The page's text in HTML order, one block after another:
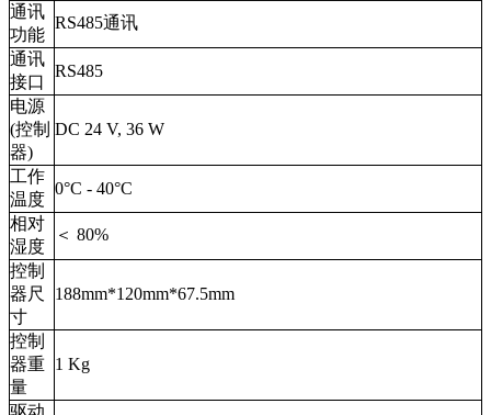
通讯
功能
RS485通讯
通讯
接口
RS485
电源
(控制
器)
DC 24 V, 36 W
工作
温度
0°C - 40°C
相对
湿度
＜ 80%
控制
器尺
寸
188mm*120mm*67.5mm
控制
器重
量
1 Kg
驱动